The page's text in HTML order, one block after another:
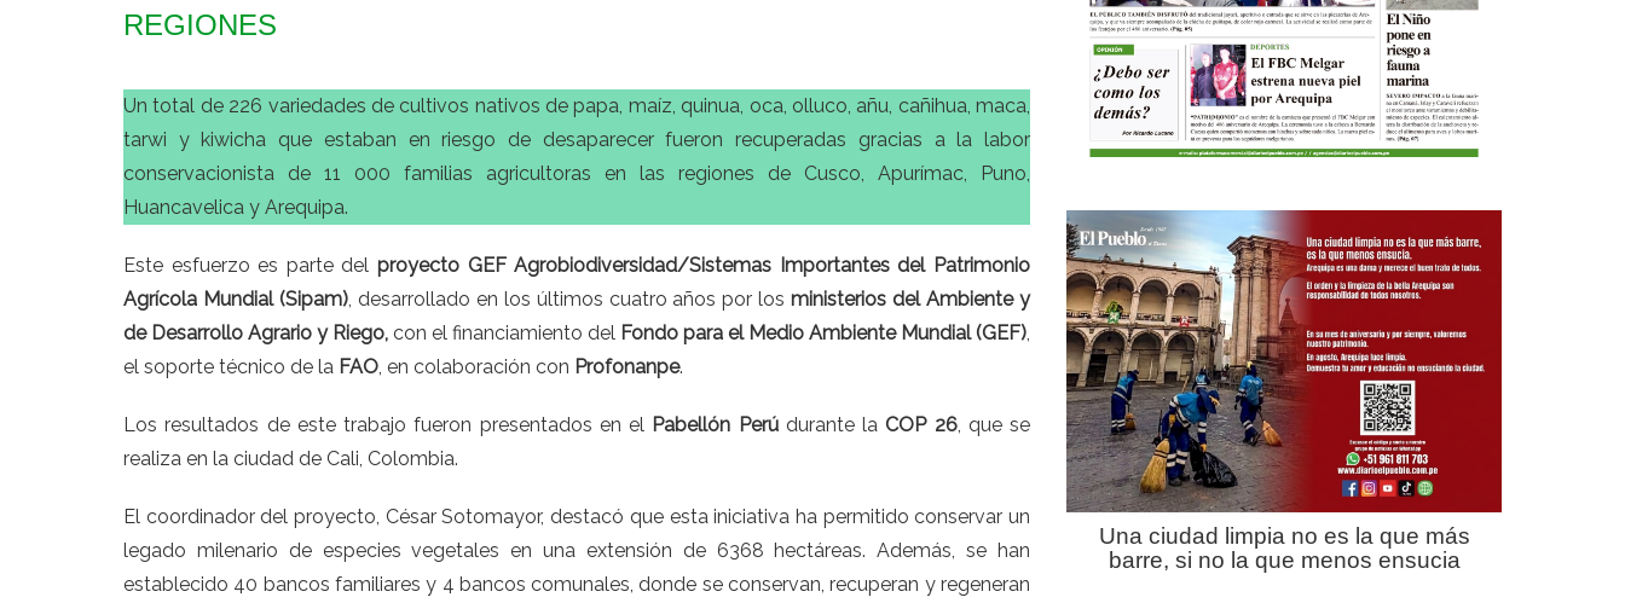
REGIONES
Un total de 226 variedades de cultivos nativos de papa, maíz, quinua, oca, olluco, añu, cañihua, maca,
tarwi y kiwicha que estaban en riesgo de desaparecer fueron recuperadas gracias a la labor
conservacionista de 11 000 familias agricultoras en las regiones de Cusco, Apurímac, Puno,
Huancavelica y Arequipa.
Este esfuerzo es parte del proyecto GEF Agrobiodiversidad/Sistemas Importantes del Patrimonio
Agrícola Mundial (Sipam), desarrollado en los últimos cuatro años por losministerios del Ambiente y
de Desarrollo Agrario y Riego, con el financiamiento del Fondo para el Medio Ambiente Mundial (GEF),
el soporte técnico de la FAO, en colaboración con Profonanpe.
Los resultados de este trabajo fueron presentados en el Pabellón Perúdurante laCOP 26, que se
realiza en la ciudad de Cali, Colombia.
El coordinador del proyecto, César Sotomayor, destacó que esta iniciativa ha permitido conservar un
legado milenario de especies vegetales en una extensión de 6368 hectáreas. Además, se han
establecido 40 bancos familiares y 4 bancos comunales, donde se conservan, recuperan y regeneran
Una ciudad limpia no es la que más
barre, si no la que menos ensucia